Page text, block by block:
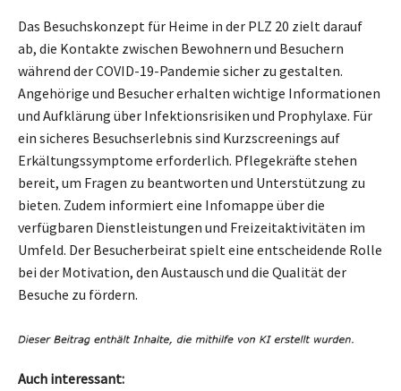
Das Besuchskonzept für Heime in der PLZ 20 zielt darauf
ab, die Kontakte zwischen Bewohnern und Besuchern
während der COVID-19-Pandemie sicher zu gestalten.
Angehörige und Besucher erhalten wichtige Informationen
und Aufklärung über Infektionsrisiken und Prophylaxe. Für
ein sicheres Besuchserlebnis sind Kurzscreenings auf
Erkältungssymptome erforderlich. Pflegekräfte stehen
bereit, um Fragen zu beantworten und Unterstützung zu
bieten. Zudem informiert eine Infomappe über die
verfügbaren Dienstleistungen und Freizeitaktivitäten im
Umfeld. Der Besucherbeirat spielt eine entscheidende Rolle
bei der Motivation, den Austausch und die Qualität der
Besuche zu fördern.
Auch interessant: